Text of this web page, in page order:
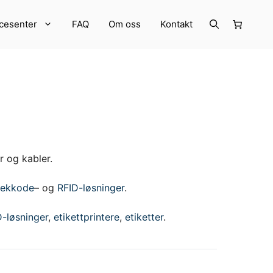
Annet utstyr
FAQ Om oss Kontakt
og kabler.
– og RFID-løsninger.
løsninger, etikettprintere, etiketter.